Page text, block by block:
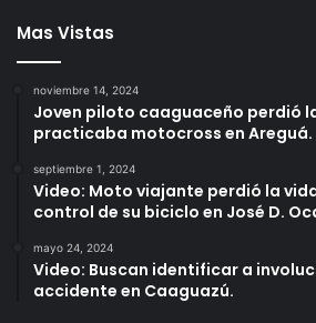
Mas Vistas
noviembre 14, 2024
Joven piloto caaguaceño perdió
practicaba motocross en Areguá.
septiembre 1, 2024
Video: Moto viajante perdió la
control de su biciclo en José D.
mayo 24, 2024
Video: Buscan identificar a
accidente en Caaguazú.